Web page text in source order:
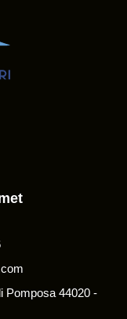
Pomposa 44020 -